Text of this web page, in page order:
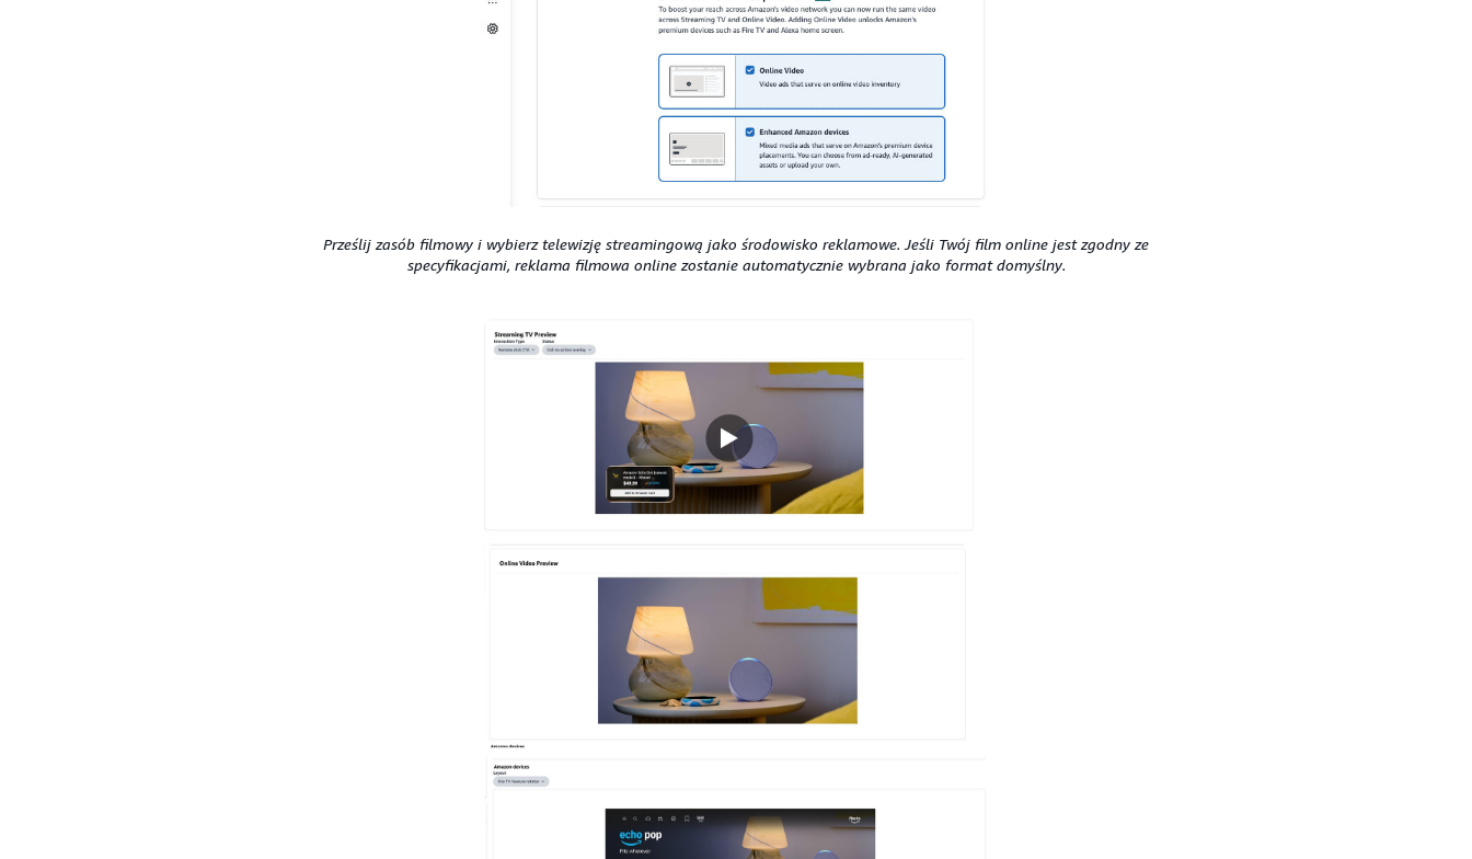
Prześlij zasób filmowy i wybierz telewizję streamingową jako środowisko reklamowe. Jeśli Twój film online jest zgodny ze
specyfikacjami, reklama filmowa online zostanie automatycznie wybrana jako format domyślny.